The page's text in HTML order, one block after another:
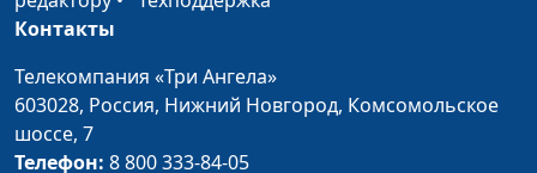
Как Бог помог
обрести счастье в
браке
Анна Богатская,
Как слышать голос
Божий
Анна Богатская,
#170
Контакты
Телекомпания «Три Ангела»
603028, Россия, Нижний Новгород, Комсомольское
шоссе, 7
Телефон: 8 800 333-84-05